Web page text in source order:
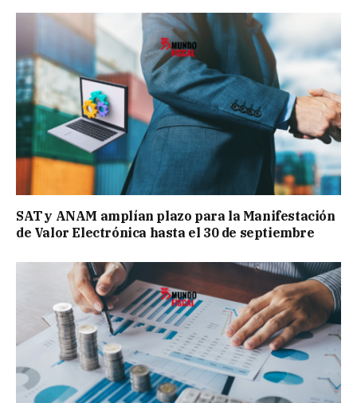
SAT y ANAM amplían plazo para la Manifestación
de Valor Electrónica hasta el 30 de septiembre